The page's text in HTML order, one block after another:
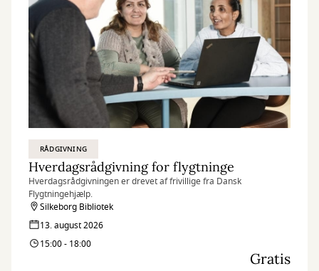
RÅDGIVNING
Hverdagsrådgivning for flygtninge
Hverdagsrådgivningen er drevet af frivillige fra Dansk
Flygtningehjælp.
Silkeborg Bibliotek
13. august 2026
15:00 - 18:00
Gratis